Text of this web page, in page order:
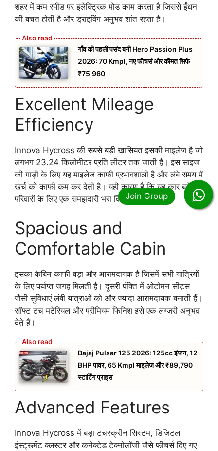
शहर में कम स्पीड पर इलेक्ट्रिक मोड काम करता है जिससे ईंधन
की बचत होती है और ड्राइविंग अनुभव शांत रहता है।
गाँव की पहली पसंद बनी Hero Passion Plus
2026: 70 Kmpl, नए फीचर्स और कीमत सिर्फ
₹75,960
Excellent Mileage
Efficiency
Innova Hycross की सबसे बड़ी खासियत इसकी माइलेज है जो
लगभग 23.24 किलोमीटर प्रति लीटर तक जाती है। इस साइज
की गाड़ी के लिए यह माइलेज काफी प्रभावशाली है और लंबे समय में
खर्च को काफी कम कर देती है। यही कारण है कि यह कार बड़े
परिवारों के लिए एक समझदारी भरा विकल्प बनती है।
Spacious and
Comfortable Cabin
इसका केबिन काफी बड़ा और आरामदायक है जिसमें सभी यात्रियों
के लिए पर्याप्त जगह मिलती है। दूसरी पंक्ति में ओटोमन सीट्स
जैसी सुविधाएं लंबी यात्राओं को और ज्यादा आरामदायक बनाती हैं।
सॉफ्ट टच मटेरियल और प्रीमियम फिनिश इसे एक लग्जरी अनुभव
देते हैं।
Bajaj Pulsar 125 2026: 125cc इंजन, 12
BHP पावर, 65 Kmpl माइलेज और ₹89,790
स्टार्टिंग प्राइस
Advanced Features
Innova Hycross में बड़ा टचस्क्रीन सिस्टम, डिजिटल
इंस्ट्रूमेंट क्लस्टर और कनेक्टेड टेक्नोलॉजी जैसे फीचर्स दिए गए